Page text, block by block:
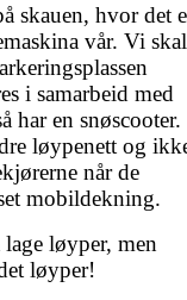
skauen, hvor det
vår. Vi skal
i samarbeid med
har en snøscooter.
løypenett og
når de
mobildekning.
løyper, men
løyper!